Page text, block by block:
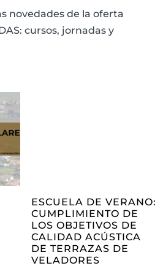
novedades de la oferta
cursos, jornadas y
ESCUELA DE VERANO:
CUMPLIMIENTO DE
LOS OBJETIVOS DE
CALIDAD ACÚSTICA
DE TERRAZAS DE
VELADORES